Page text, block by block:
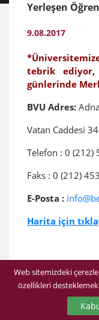
Yerleşen
9.08.2017
tebrik ediyor,
günlerinde
BVU Adres:
Vatan Caddesi
Telefon : 0 (212)
Faks : 0 (212)
E-Posta :
Harita için
Başvuru/Kayıt
Aşağıda yer
okumanız ve
kolayca ve
Web sitemizdeki
özellikleri